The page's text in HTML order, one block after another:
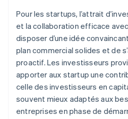
Pour les startups, l’attrait
et la collaboration efficace
disposer d’une idée
plan commercial solides et de
proactif. Les investisseurs
apporter aux startup une
celle des investisseurs en
souvent mieux adaptés aux
entreprises en phase de